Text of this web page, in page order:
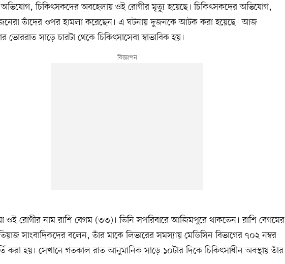
চিকিৎসকদের অবহেলায় ওই রোগীর মৃত্যু হয়েছে। চিকিৎসকদের অভিযোগ,
তাঁদের ওপর হামলা করেছেন। এ ঘটনায় দুজনকে আটক করা হয়েছে। আজ
ভোররাত সাড়ে চারটা থেকে চিকিৎসাসেবা স্বাভাবিক হয়।
ওই রোগীর নাম রাশি বেগম (৩৩)। তিনি সপরিবারে আজিমপুরে থাকতেন। রাশি বেগমের
সাংবাদিকদের বলেন, তাঁর মাকে লিভারের সমস্যায় মেডিসিন বিভাগের ৭০২ নম্বর
করা হয়। সেখানে গতকাল রাত আনুমানিক সাড়ে ১০টার দিকে চিকিৎসাধীন অবস্থায় তাঁর